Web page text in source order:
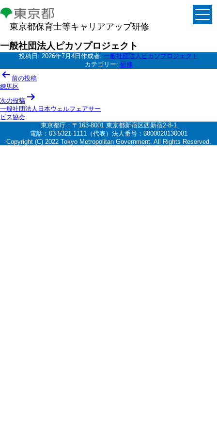
東京都保育士等キャリアアップ研修
一般社団法人ピカソプロジェクト
投稿日: 2026年7月4日 作成者: 一般社団法人ピカソプロジェクト
カテゴリー: 研修
投
稿
ナ
ビ
ゲ
ー
前の投稿
練馬区
次の投稿
一般社団法人日本ウェルフェアサー
ビス協会
東京都庁：〒163-8001 東京都新宿区西新宿2-8-1
電話：03-5321-1111（代表）法人番号：8000020130001
Copyright (C) 2022 Tokyo Metropolitan Government. All Rights Reserved.